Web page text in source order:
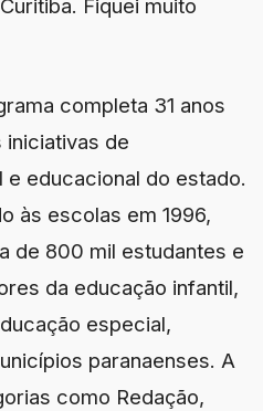
Fiquei muito
completa 31 anos
iniciativas de
educacional do estado.
às escolas em 1996,
de 800 mil estudantes e
da educação infantil,
especial,
paranaenses. A
como Redação,